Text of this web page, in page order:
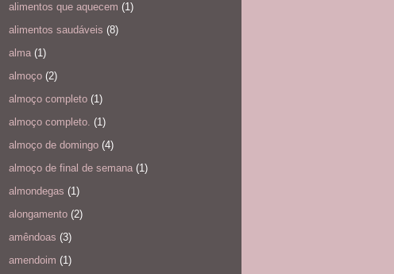
alimentos que aquecem (1)
alimentos saudáveis (8)
alma (1)
almoço (2)
almoço completo (1)
almoço completo. (1)
almoço de domingo (4)
almoço de final de semana (1)
almondegas (1)
alongamento (2)
amêndoas (3)
amendoim (1)